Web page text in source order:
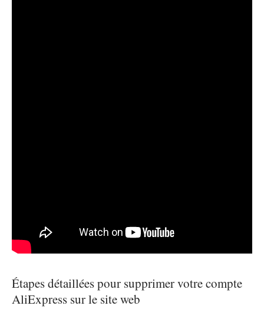
Étapes détaillées pour supprimer votre compte
AliExpress sur le site web